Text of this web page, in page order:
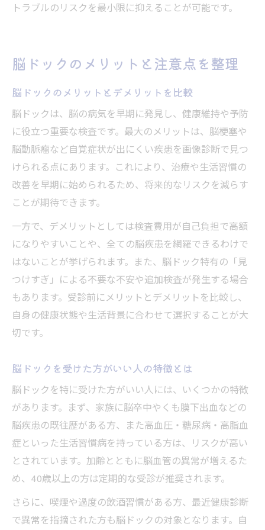
トラブルのリスクを最小限に抑えることが可能です。
脳ドックのメリットと注意点を整理
脳ドックのメリットとデメリットを比較
脳ドックは、脳の病気を早期に発見し、健康維持や予防
に役立つ重要な検査です。最大のメリットは、脳梗塞や
脳動脈瘤など自覚症状が出にくい疾患を画像診断で見つ
けられる点にあります。これにより、治療や生活習慣の
改善を早期に始められるため、将来的なリスクを減らす
ことが期待できます。
一方で、デメリットとしては検査費用が自己負担で高額
になりやすいことや、全ての脳疾患を網羅できるわけで
はないことが挙げられます。また、脳ドック特有の「見
つけすぎ」による不要な不安や追加検査が発生する場合
もあります。受診前にメリットとデメリットを比較し、
自身の健康状態や生活背景に合わせて選択することが大
切です。
脳ドックを受けた方がいい人の特徴とは
脳ドックを特に受けた方がいい人には、いくつかの特徴
があります。まず、家族に脳卒中やくも膜下出血などの
脳疾患の既往歴がある方、また高血圧・糖尿病・高脂血
症といった生活習慣病を持っている方は、リスクが高い
とされています。加齢とともに脳血管の異常が増えるた
め、40歳以上の方は定期的な受診が推奨されます。
さらに、喫煙や過度の飲酒習慣がある方、最近健康診断
で異常を指摘された方も脳ドックの対象となります。自